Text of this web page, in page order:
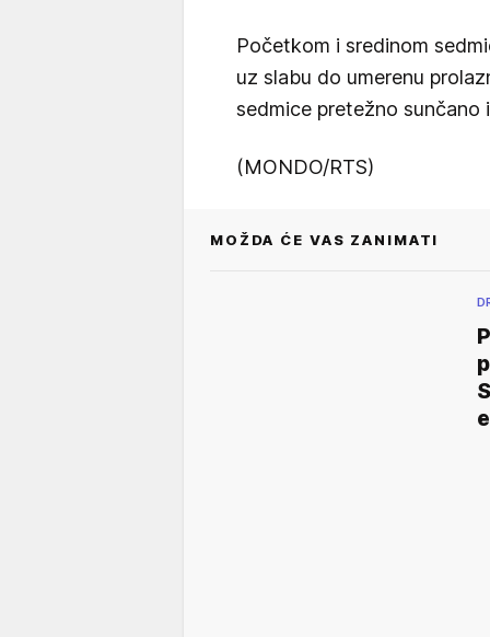
Početkom i sredinom
uz slabu do umerenu
sedmice pretežno sunčano
(MONDO/RTS)
MOŽDA ĆE VAS ZANIMATI